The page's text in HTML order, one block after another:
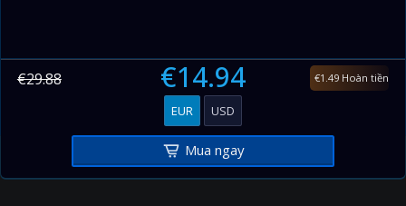
€29.88 €14.94 €1.49 Hoàn tiền
EUR USD
Mua ngay